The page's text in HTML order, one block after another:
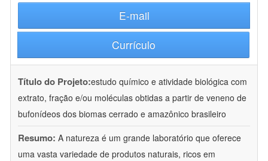
E-mail
Currículo
Título do Projeto:estudo químico e atividade biológica com
extrato, fração e/ou moléculas obtidas a partir de veneno de
bufonídeos dos biomas cerrado e amazônico brasileiro
Resumo: A natureza é um grande laboratório que oferece
uma vasta variedade de produtos naturais, ricos em